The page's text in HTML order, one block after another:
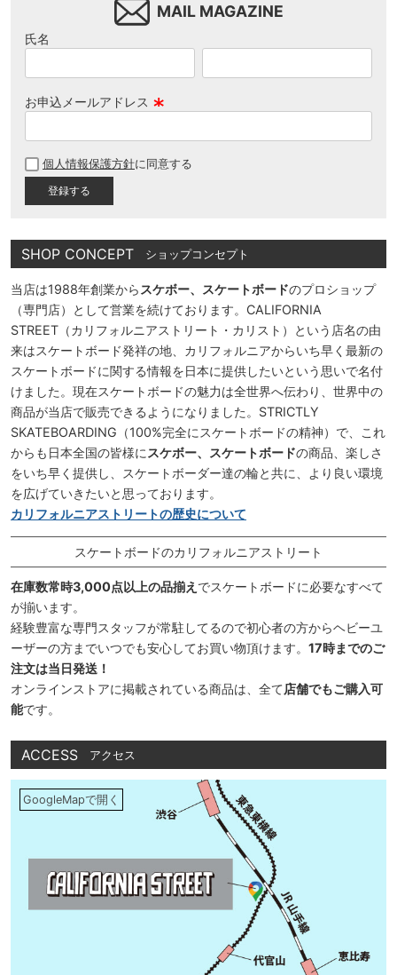
MAIL MAGAZINE
氏名
お申込メールアドレス
須
個人情報保護方針に同意する
SHOP CONCEPT ショップコンセプト
当店は1988年創業から スケボー、スケートボードのプロショップ
（専門店）として営業を続けております。CALIFORNIA
STREET（カリフォルニアストリート・カリスト）という店名の由
来はスケートボード発祥の地、カリフォルニアからいち早く最新の
スケートボードに関する情報を日本に提供したいという思いで名付
けました。現在スケートボードの魅力は全世界へ伝わり、世界中の
商品が当店で販売できるようになりました。STRICTLY
SKATEBOARDING（100%完全にスケートボードの精神）で、これ
からも日本全国の皆様に スケボー、スケートボードの商品、楽しさ
をいち早く提供し、スケートボーダー達の輪と共に、より良い環境
を広げていきたいと思っております。
カリフォルニアストリートの歴史について
スケートボードのカリフォルニアストリート
在庫数常時3,000点以上の品揃え でスケートボードに必要なすべて
が揃います。
経験豊富な専門スタッフが常駐してるので初心者の方からヘビーユ
ーザーの方までいつでも安心してお買い物頂けます。 17時までのご
注文は当日発送！
オンラインストアに掲載されている商品は、全て店舗でもご購入可
能です。
ACCESS アクセス
GoogleMapで開く